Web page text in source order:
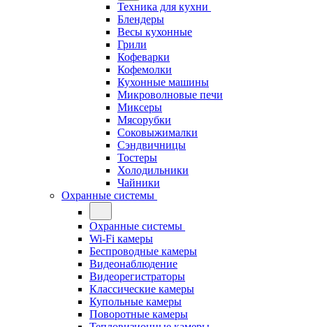
Техника для кухни
Блендеры
Весы кухонные
Грили
Кофеварки
Кофемолки
Кухонные машины
Микроволновые печи
Миксеры
Мясорубки
Соковыжималки
Сэндвичницы
Тостеры
Холодильники
Чайники
Охранные системы
Охранные системы
Wi-Fi камеры
Беспроводные камеры
Видеонаблюдение
Видеорегистраторы
Классические камеры
Купольные камеры
Поворотные камеры